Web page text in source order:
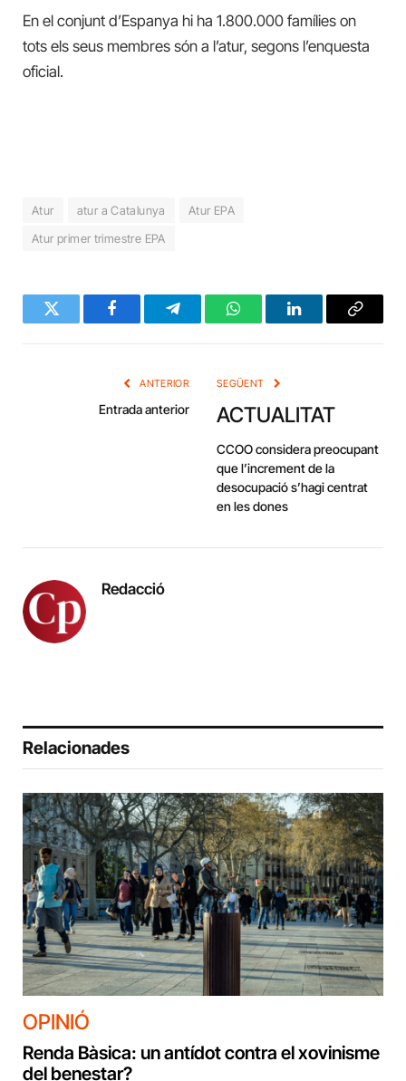
En el conjunt d’Espanya hi ha 1.800.000 famílies on
tots els seus membres són a l’atur, segons l’enquesta
oficial.
Atur atur a Catalunya
Atur EPA
Atur primer trimestre EPA
Twitter FacebookTelegramWhatsAppLinkedInCopy
ANTERIOR
Entrada anterior
SEGÜENT
ACTUALITAT
CCOO considera preocupant
que l’increment de la
desocupació s’hagi centrat
en les dones
Redacció
Relacionades
OPINIÓ
Renda Bàsica: un antídot contra el xovinisme
del benestar?